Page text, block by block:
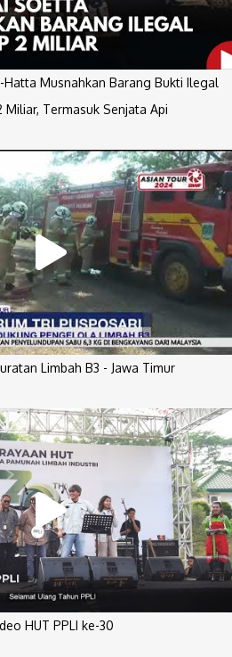
Hatta Musnahkan Barang Bukti Ilegal
Miliar, Termasuk Senjata Api
Limbah B3 - Jawa Timur
HUT PPLI ke-30